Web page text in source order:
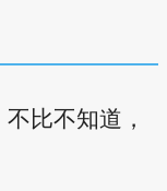
比不知道，